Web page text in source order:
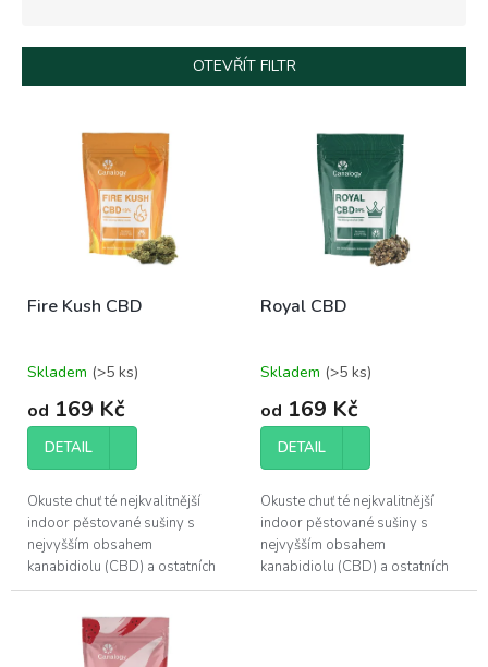
í
OTEVŘÍT FILTR
d
t
ů
Fire Kush CBD
Skladem (>5 ks)
od 169 Kč
DETAIL
Okuste chuť té nejkvalitnější
indoor pěstované sušiny s
nejvyšším obsahem
kanabidiolu (CBD) a ostatních
účinných látek, které konopí
Royal CBD
Skladem (>5 ks)
od 169 Kč
DETAIL
Okuste chuť té nejkvalitnější
indoor pěstované sušiny s
nejvyšším obsahem
kanabidiolu (CBD) a ostatních
účinných látek, které konopí